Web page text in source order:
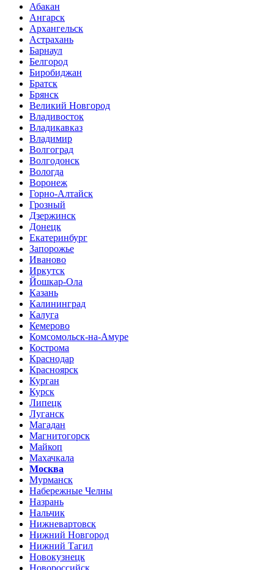
Абакан
Ангарск
Архангельск
Астрахань
Барнаул
Белгород
Биробиджан
Братск
Брянск
Великий Новгород
Владивосток
Владикавказ
Владимир
Волгоград
Волгодонск
Вологда
Воронеж
Горно-Алтайск
Грозный
Дзержинск
Донецк
Екатеринбург
Запорожье
Иваново
Иркутск
Йошкар-Ола
Казань
Калининград
Калуга
Кемерово
Комсомольск-на-Амуре
Кострома
Краснодар
Красноярск
Курган
Курск
Липецк
Луганск
Магадан
Магнитогорск
Майкоп
Махачкала
Москва
Мурманск
Набережные Челны
Назрань
Нальчик
Нижневартовск
Нижний Новгород
Нижний Тагил
Новокузнецк
Новороссийск